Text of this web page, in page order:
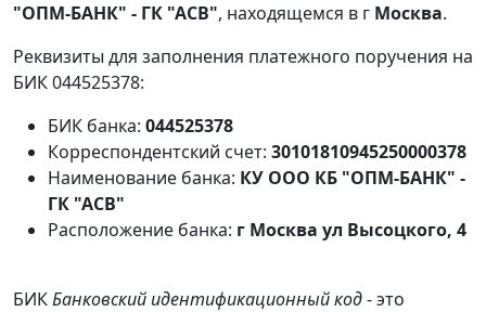
"ОПМ-БАНК" - ГК "АСВ", находящемся в г Москва.
Реквизиты для заполнения платежного поручения на
БИК 044525378:
БИК банка: 044525378
Корреспондентский счет: 30101810945250000378
Наименование банка: КУ ООО КБ "ОПМ-БАНК" -
ГК "АСВ"
Расположение банка: г Москва ул Высоцкого, 4
БИКБанковский идентификационный код- это